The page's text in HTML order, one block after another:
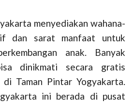
menyediakan wahana-
dan sarat manfaat untuk
anak. Banyak
dinikmati secara gratis
di Taman Pintar Yogyakarta.
ini berada di pusat